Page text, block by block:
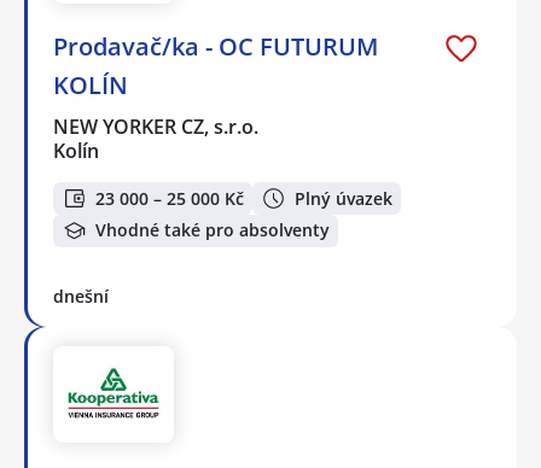
Prodavač/ka - OC FUTURUM
KOLÍN
NEW YORKER CZ, s.r.o.
Kolín
23 000 – 25 000 Kč
Plný úvazek
Vhodné také pro absolventy
dnešní